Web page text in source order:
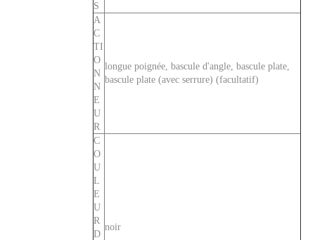
S
A
C
TI
O
N
N
E
U
R
longue poignée, bascule d'angle, bascule plate,
bascule plate (avec serrure) (facultatif)
C
O
U
L
E
U
R
D
noir